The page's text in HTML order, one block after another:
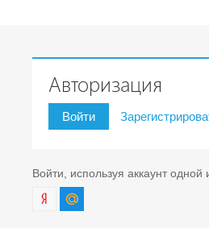
Авторизация
Войти
Войти, используя аккаунт одной